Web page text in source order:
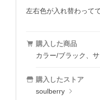
左右色が入れ替わって
購入した商品
カラー/ブラック、
購入したストア
soulberry